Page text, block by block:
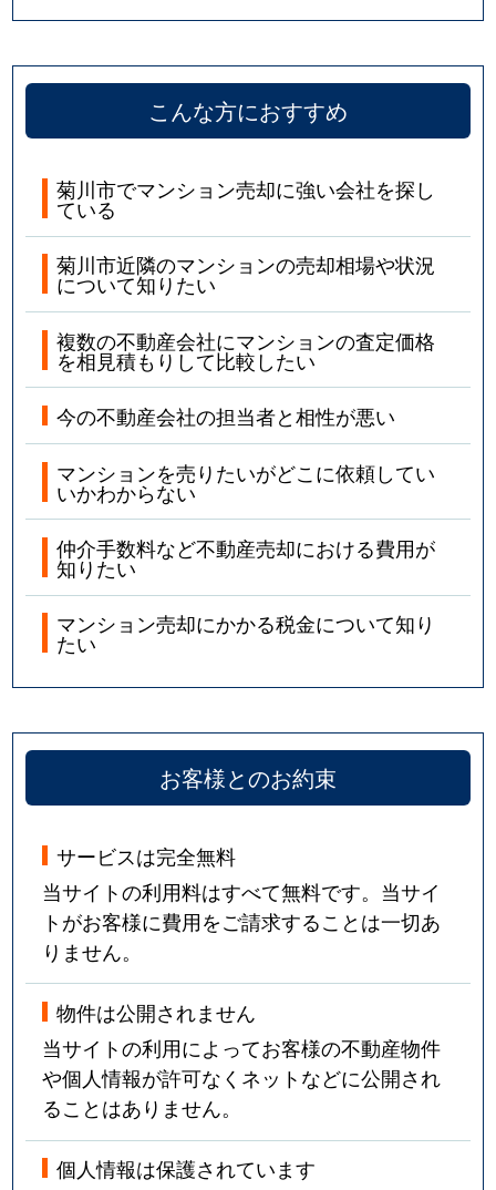
こんな方におすすめ
菊川市でマンション売却に強い会社を探し
ている
菊川市近隣のマンションの売却相場や状況
について知りたい
複数の不動産会社にマンションの査定価格
を相見積もりして比較したい
今の不動産会社の担当者と相性が悪い
マンションを売りたいがどこに依頼してい
いかわからない
仲介手数料など不動産売却における費用が
知りたい
マンション売却にかかる税金について知り
たい
お客様とのお約束
サービスは完全無料
当サイトの利用料はすべて無料です。当サイ
トがお客様に費用をご請求することは一切あ
りません。
物件は公開されません
当サイトの利用によってお客様の不動産物件
や個人情報が許可なくネットなどに公開され
ることはありません。
個人情報は保護されています